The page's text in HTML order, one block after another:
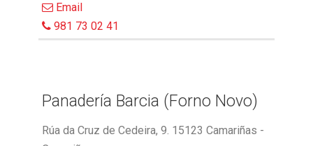
Email
981 73 02 41
Panadería Barcia (Forno Novo)
Rúa da Cruz de Cedeira, 9. 15123 Camariñas -